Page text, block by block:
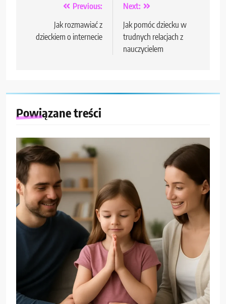
Nawigacja
wpisu
Previous:
Jak rozmawiać z
dzieckiem o internecie
Next:
Jak pomóc dziecku w
trudnych relacjach z
nauczycielem
Powiązane treści